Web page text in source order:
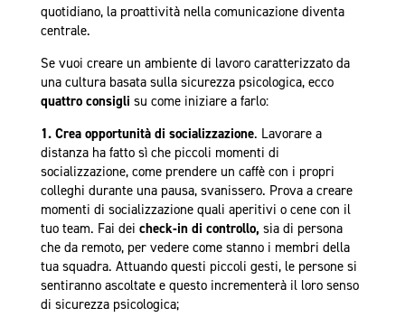
quotidiano, la proattività nella comunicazione diventa
centrale.
Se vuoi creare un ambiente di lavoro caratterizzato da
una cultura basata sulla sicurezza psicologica, ecco
quattro consigli su come iniziare a farlo:
1. Crea opportunità di socializzazione. Lavorare a
distanza ha fatto sì che piccoli momenti di
socializzazione, come prendere un caffè con i propri
colleghi durante una pausa, svanissero. Prova a creare
momenti di socializzazione quali aperitivi o cene con il
tuo team. Fai dei check-in di controllo, sia di persona
che da remoto, per vedere come stanno i membri della
tua squadra. Attuando questi piccoli gesti, le persone si
sentiranno ascoltate e questo incrementerà il loro senso
di sicurezza psicologica;